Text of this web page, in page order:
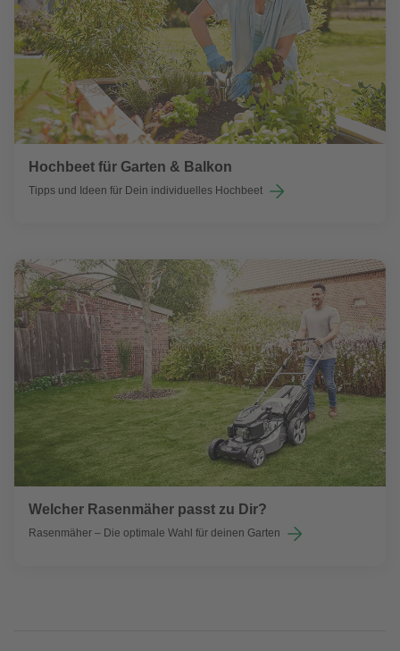
Hochbeet für Garten & Balkon
Tipps und Ideen für Dein individuelles Hochbeet
Welcher Rasenmäher passt zu Dir?
Rasenmäher – Die optimale Wahl für deinen Garten